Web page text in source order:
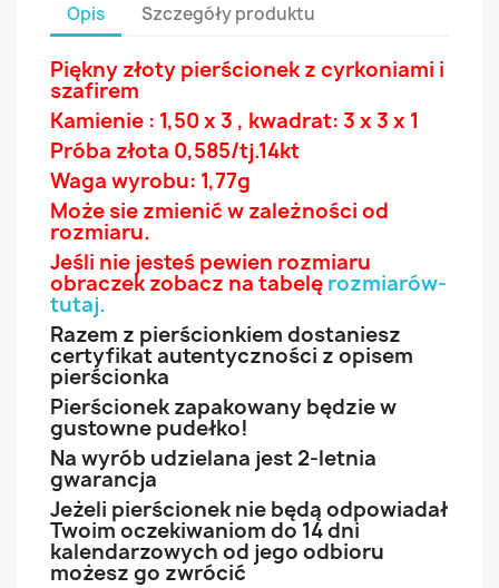
Opis Szczegóły produktu
Piękny złoty pierścionek z cyrkoniami i
szafirem
Kamienie : 1,50 x 3 , kwadrat: 3 x 3 x 1
Próba złota 0,585/tj.14kt
Waga wyrobu: 1,77g
Może sie zmienić w zależności od
rozmiaru.
Jeśli nie jesteś pewien rozmiaru
obraczek zobacz na tabelę rozmiarów-
tutaj.
Razem z pierścionkiem dostaniesz
certyfikat autentyczności z opisem
pierścionka
Pierścionek zapakowany będzie w
gustowne pudełko!
Na wyrób udzielana jest 2-letnia
gwarancja
Jeżeli pierścionek nie będą odpowiadał
Twoim oczekiwaniom do 14 dni
kalendarzowych od jego odbioru
możesz go zwrócić